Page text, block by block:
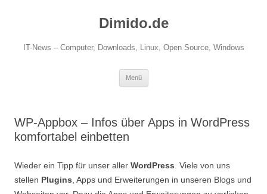
Dimido.de
IT-News – Computer, Downloads, Linux, Open Source, Windows
Menü
WP-Appbox – Infos über Apps in WordPress
komfortabel einbetten
Wieder ein Tipp für unser aller WordPress . Viele von uns
stellen Plugins , Apps und Erweiterungen in unseren Blogs und